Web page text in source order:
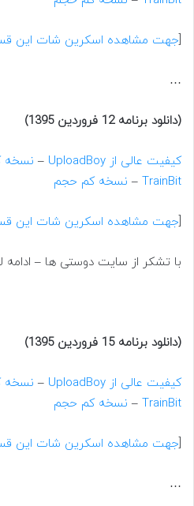
[جهت مشاهده اسکرین شات این
…
(دانلود برنامه 12 فروردین 1395)
کیفیت عالی از UploadBoy – نسخه
TrainBit
– نسخه کم حجم
[جهت مشاهده اسکرین شات این
با تشکر از سایت دوستی ها – ادامه
(دانلود برنامه 15 فروردین 1395)
کیفیت عالی از UploadBoy – نسخه
TrainBit
– نسخه کم حجم
[جهت مشاهده اسکرین شات این
…